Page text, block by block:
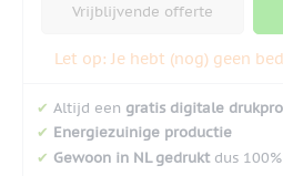
Vrijblijvende offerte
Let op: Je hebt (nog) geen
✔ Altijd een gratis digitale
✔ Energiezuinige productie
✔ Gewoon in NL gedruktdus